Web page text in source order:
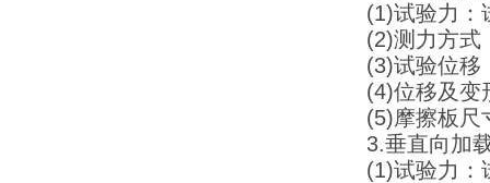
(1)试验力：
(2)测力方式
(3)试验位移
(4)位移及变
(5)摩擦板尺
3.垂直向加
(1)试验力：